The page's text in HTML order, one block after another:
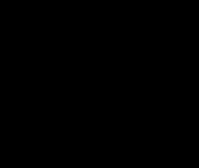
18V-